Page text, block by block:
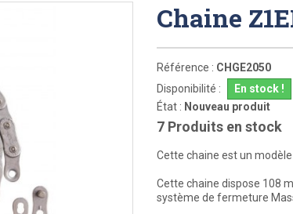
Chaine
Référence : CHGE2050
Disponibilité :
En stock !
État : Nouveau produit
7 Produits en stock
Cette chaine est un
Cette chaine dispose 108
système de fermeture